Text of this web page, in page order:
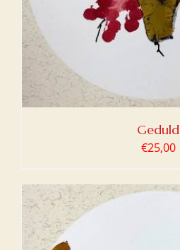
Geduld
€25,00